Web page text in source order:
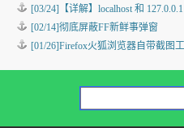
[03/24] 【详解】localhost 和
[02/14]彻底屏蔽FF新鲜事弹窗
[01/26]Firefox火狐浏览器自带截图